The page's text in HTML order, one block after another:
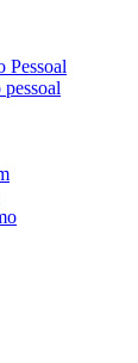
Pessoal